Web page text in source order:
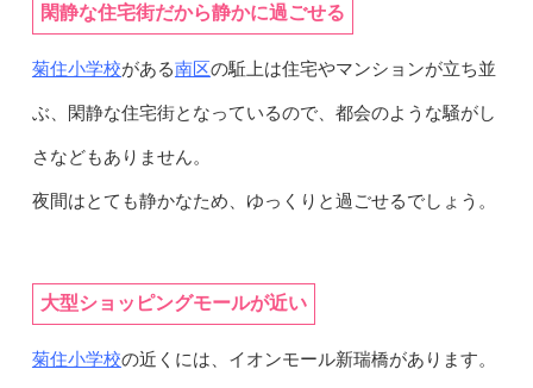
閑静な住宅街だから静かに過ごせる
菊住小学校がある南区の駈上は住宅やマンションが立ち並
ぶ、閑静な住宅街となっているので、都会のような騒がし
さなどもありません。
夜間はとても静かなため、ゆっくりと過ごせるでしょう。
大型ショッピングモールが近い
菊住小学校の近くには、イオンモール新瑞橋があります。